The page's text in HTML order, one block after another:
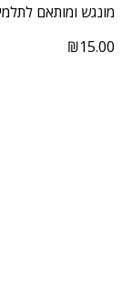
מונגש ומותאם
₪15.00